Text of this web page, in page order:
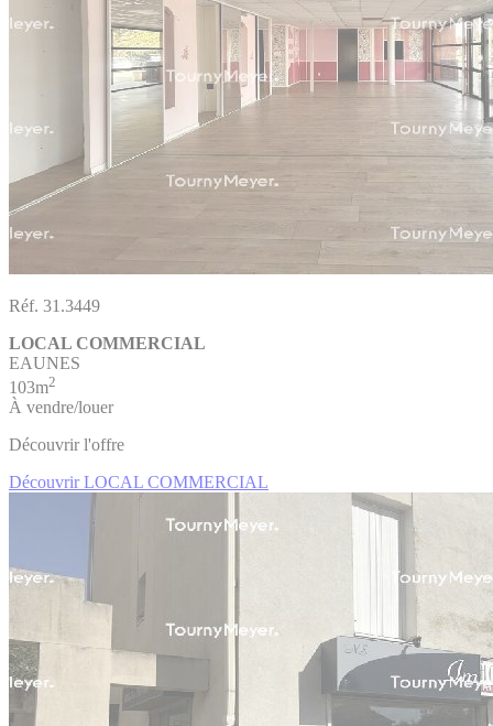
Réf. 31.3449
LOCAL COMMERCIAL
EAUNES
103m2
À vendre/louer
Découvrir l'offre
Découvrir LOCAL COMMERCIAL